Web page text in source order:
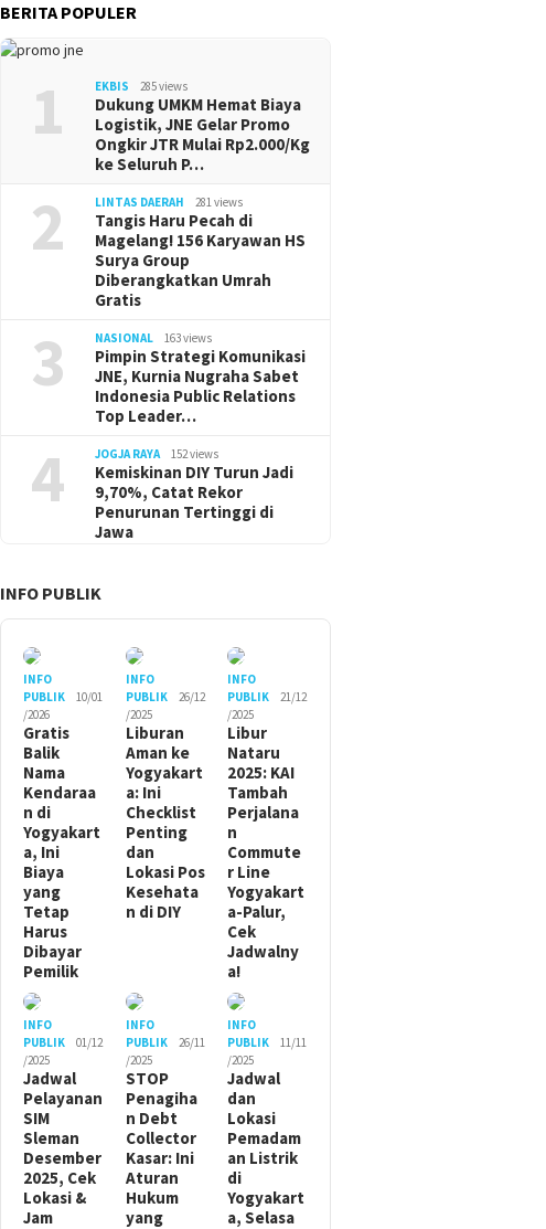
BERITA POPULER
1 EKBIS 285 views
Dukung UMKM Hemat Biaya
Logistik, JNE Gelar Promo
Ongkir JTR Mulai Rp2.000/Kg
ke Seluruh P…
2 LINTAS DAERAH 281 views
Tangis Haru Pecah di
Magelang! 156 Karyawan HS
Surya Group
Diberangkatkan Umrah
Gratis
3 NASIONAL 163 views
Pimpin Strategi Komunikasi
JNE, Kurnia Nugraha Sabet
Indonesia Public Relations
Top Leader…
4 JOGJA RAYA 152 views
Kemiskinan DIY Turun Jadi
9,70%, Catat Rekor
Penurunan Tertinggi di
Jawa
INFO PUBLIK
INFO
PUBLIK
10/01
/2026
Gratis
Balik
Nama
Kendaraa
n di
Yogyakart
a, Ini
Biaya
yang
Tetap
Harus
Dibayar
Pemilik
INFO
PUBLIK
26/12
/2025
Liburan
Aman ke
Yogyakart
a: Ini
Checklist
Penting
dan
Lokasi Pos
Kesehata
n di DIY
INFO
PUBLIK
21/12
/2025
Libur
Nataru
2025: KAI
Tambah
Perjalana
n
Commute
r Line
Yogyakart
a-Palur,
Cek
Jadwalny
a!
INFO
PUBLIK
01/12
/2025
Jadwal
Pelayanan
SIM
Sleman
Desember
2025, Cek
Lokasi &
Jam
INFO
PUBLIK
26/11
/2025
STOP
Penagiha
n Debt
Collector
Kasar: Ini
Aturan
Hukum
yang
INFO
PUBLIK
11/11
/2025
Jadwal
dan
Lokasi
Pemadam
an Listrik
di
Yogyakart
a, Selasa